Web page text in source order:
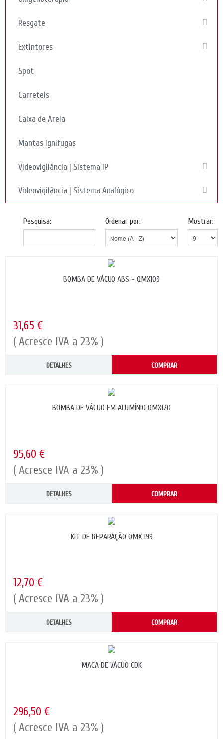
Resgate
Extintores
Spot
Carreteis
Caixa de Areia
Mantas Ignifugas
Videovigilância | Sistema IP
Videovigilância | Sistema Analógico
Mostrar:
Ordenar por:
Pesquisa:
BOMBA DE VÁCUO ABS - QMX109
31,65 €
( Acresce IVA a 23% )
DETALHES COMPRAR
BOMBA DE VÁCUO EM ALUMÍNIO QMX120
95,60 €
( Acresce IVA a 23% )
DETALHES COMPRAR
KIT DE REPARAÇÃO QMX 199
12,70 €
( Acresce IVA a 23% )
DETALHES COMPRAR
MACA DE VÁCUO CDK
296,50 €
( Acresce IVA a 23% )